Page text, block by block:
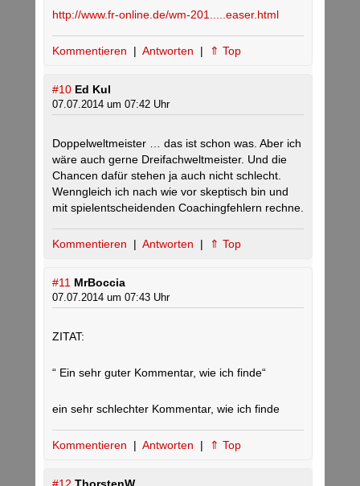
http://www.fr-online.de/wm-201.....easer.html
Kommentieren | Antworten | ⇑ Top
#10 Ed Kul
07.07.2014 um 07:42 Uhr
Doppelweltmeister … das ist schon was. Aber ich
wäre auch gerne Dreifachweltmeister. Und die
Chancen dafür stehen ja auch nicht schlecht.
Wenngleich ich nach wie vor skeptisch bin und
mit spielentscheidenden Coachingfehlern rechne.
Kommentieren | Antworten | ⇑ Top
#11 MrBoccia
07.07.2014 um 07:43 Uhr
ZITAT:
“ Ein sehr guter Kommentar, wie ich finde“
ein sehr schlechter Kommentar, wie ich finde
Kommentieren | Antworten | ⇑ Top